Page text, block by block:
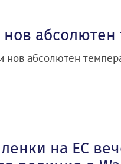
нов
нов абсолютен
на ЕС